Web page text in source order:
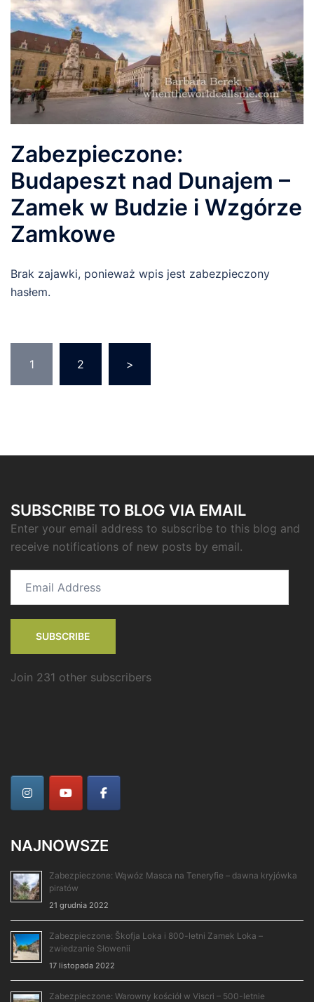
Zabezpieczone:
Budapeszt nad Dunajem –
Zamek w Budzie i Wzgórze
Zamkowe
Brak zajawki, ponieważ wpis jest zabezpieczony
hasłem.
wpisach
1 2 >
SUBSCRIBE TO BLOG VIA EMAIL
Enter your email address to subscribe to this blog and
receive notifications of new posts by email.
Address
SUBSCRIBE
Join 231 other subscribers
NAJNOWSZE
Zabezpieczone: Wąwóz Masca na Teneryfie – dawna kryjówka
piratów
21 grudnia 2022
Zabezpieczone: Škofja Loka i 800-letni Zamek Loka –
zwiedzanie Słowenii
17 listopada 2022
Zabezpieczone: Warowny kościół w Viscri – 500-letnie